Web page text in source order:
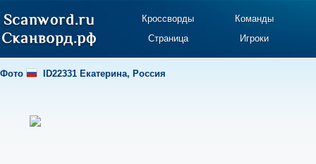
Кроссворды
Команды
Страница
Игроки
Фото ID22331 Екатерина, Россия